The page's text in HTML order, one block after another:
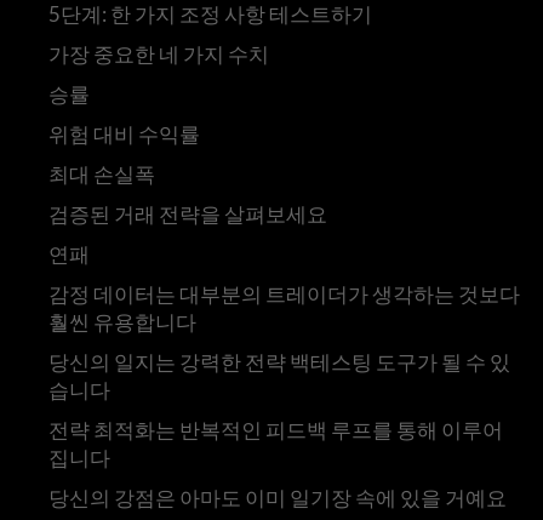
5단계: 한 가지 조정 사항 테스트하기
가장 중요한 네 가지 수치
승률
위험 대비 수익률
최대 손실폭
검증된 거래 전략을 살펴보세요
연패
감정 데이터는 대부분의 트레이더가 생각하는 것보다
훨씬 유용합니다
당신의 일지는 강력한 전략 백테스팅 도구가 될 수 있
습니다
전략 최적화는 반복적인 피드백 루프를 통해 이루어
집니다
당신의 강점은 아마도 이미 일기장 속에 있을 거예요